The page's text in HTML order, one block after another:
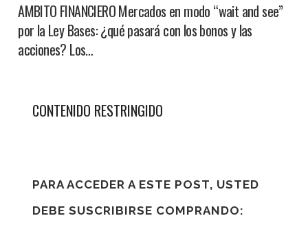
AMBITO FINANCIERO Mercados en modo “wait and see”
por la Ley Bases: ¿qué pasará con los bonos y las
acciones? Los…
CONTENIDO RESTRINGIDO
PARA ACCEDER A ESTE POST, USTED
DEBE SUSCRIBIRSE COMPRANDO: